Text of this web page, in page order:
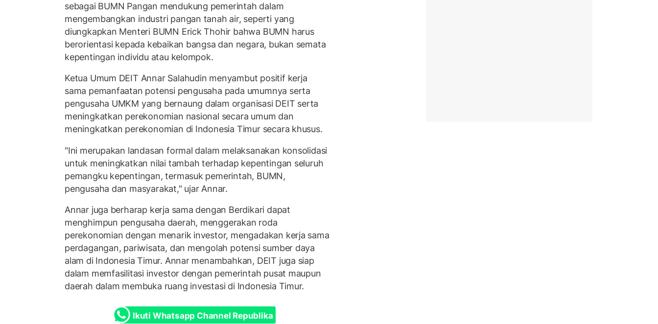
sebagai BUMN Pangan mendukung pemerintah dalam
mengembangkan industri pangan tanah air, seperti yang
diungkapkan Menteri BUMN Erick Thohir bahwa BUMN harus
berorientasi kepada kebaikan bangsa dan negara, bukan semata
kepentingan individu atau kelompok.
Ketua Umum DEIT Annar Salahudin menyambut positif kerja
sama pemanfaatan potensi pengusaha pada umumnya serta
pengusaha UMKM yang bernaung dalam organisasi DEIT serta
meningkatkan perekonomian nasional secara umum dan
meningkatkan perekonomian di Indonesia Timur secara khusus.
"Ini merupakan landasan formal dalam melaksanakan konsolidasi
untuk meningkatkan nilai tambah terhadap kepentingan seluruh
pemangku kepentingan, termasuk pemerintah, BUMN,
pengusaha dan masyarakat," ujar Annar.
Annar juga berharap kerja sama dengan Berdikari dapat
menghimpun pengusaha daerah, menggerakan roda
perekonomian dengan menarik investor, mengadakan kerja sama
perdagangan, pariwisata, dan mengolah potensi sumber daya
alam di Indonesia Timur. Annar menambahkan, DEIT juga siap
dalam memfasilitasi investor dengan pemerintah pusat maupun
daerah dalam membuka ruang investasi di Indonesia Timur.
Ikuti Whatsapp Channel Republika